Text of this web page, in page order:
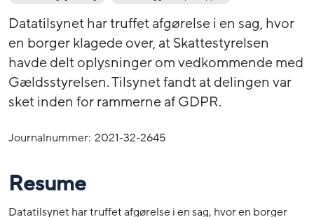
Datatilsynet har truffet afgørelse i en sag, hvor
en borger klagede over, at Skattestyrelsen
havde delt oplysninger om vedkommende med
Gældsstyrelsen. Tilsynet fandt at delingen var
sket inden for rammerne af GDPR.
Journalnummer: 2021-32-2645
Resume
Datatilsynet har truffet afgørelse i en sag, hvor en borger